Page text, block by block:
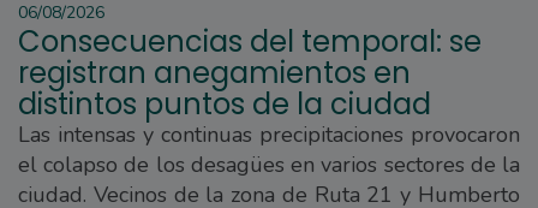
06/08/2026
Consecuencias del temporal: se
registran anegamientos en
distintos puntos de la ciudad
Las intensas y continuas precipitaciones provocaron
el colapso de los desagües en varios sectores de la
ciudad. Vecinos de la zona de Ruta 21 y Humberto